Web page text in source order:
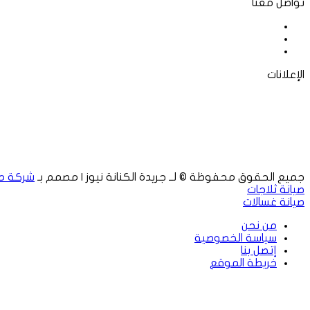
تواصل معنا
الإعلانات
جميع الحقوق محفوظة © لــ جريدة الكنانة نيوز | مصمم بـ شركة
صيانة ثلاجات
صيانة غسالات
من نحن
سياسة الخصوصية
إتصل بنا
خريطة الموقع